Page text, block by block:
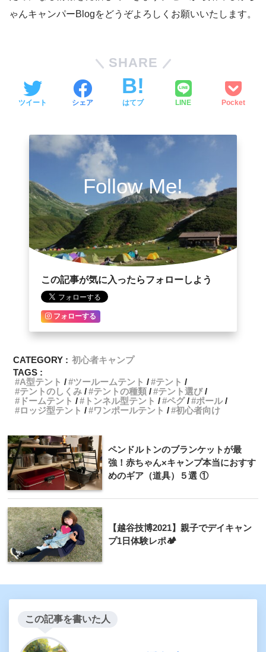
ゃんキャンパーBlogをどうぞよろしくお願いいたします。
SHARE
ツイート シェア はてブ LINE Pocket
Follow Me!
この記事が気に入ったらフォローしよう
フォローする
CATEGORY : 初心者キャンプ
TAGS :
A型テント
ツールームテント
テント
テントのしくみ
テントの種類
テント選び
ドームテント
トンネル型テント ペグ
ポール
ロッジ型テント
ワンポールテント 初心者向け
ペンドルトンのブランケットが最
強！赤ちゃん×キャンプ本当におすす
めのギア（道具）５選 ①
【越谷技博2021】親子でデイキャン
プ1日体験レポ🏕
この記事を書いた人